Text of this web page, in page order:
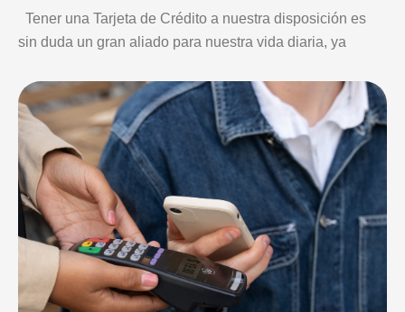
Tener una Tarjeta de Crédito a nuestra disposición es
sin duda un gran aliado para nuestra vida diaria, ya